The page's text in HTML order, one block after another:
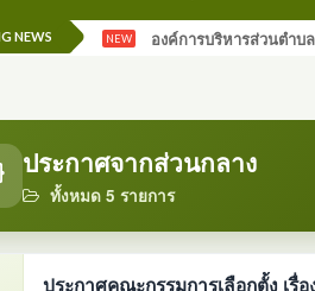
NEWS NEW องค์การบริหารส่วนตำ
ประกาศจากส่วนกลาง
ทั้งหมด 5 รายการ
ประกาศคณะกรรมการเลือกตั้ง เรื่อง